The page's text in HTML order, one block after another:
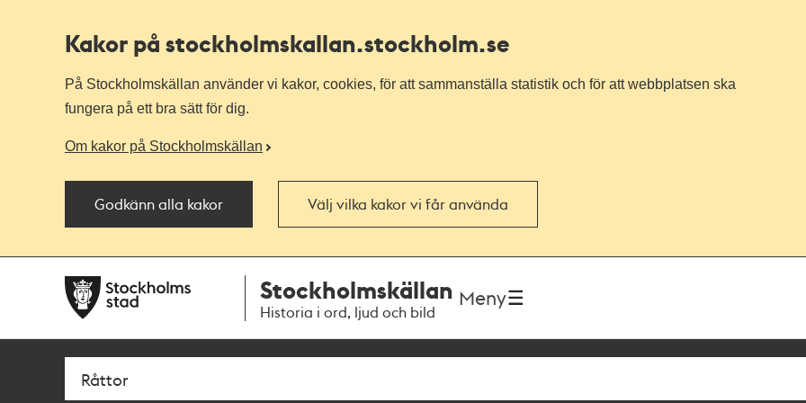
Kakor på stockholmskallan.stockholm.se
På Stockholmskällan använder vi kakor, cookies, för att sammanställa statistik och för att webbplatsen ska
fungera på ett bra sätt för dig.
Om kakor på Stockholmskällan
Godkänn alla kakor Välj vilka kakor vi får använda
navigationen
huvudinnehållet
Stockholmskällan
Historia i ord, ljud och bild
Meny
SökFritextsök